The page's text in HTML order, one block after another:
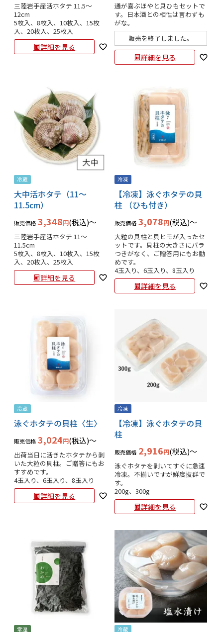
三陸岩手産活ホタテ 11.5～
12cm
5枚入、8枚入、10枚入、15枚
入、20枚入、25枚入
詳細を見る
通が喜ぶほやと貝ひもセットで
す。日本酒との相性は言わずも
がな。
販売を終了しました。
詳細を見る
冷蔵
大中活ホタテ（11～
11.5cm）
販売価格 3,348 税込 〜
三陸岩手産活ホタテ 11～
11.5cm
5枚入、8枚入、10枚入、15枚
入、20枚入、25枚入
詳細を見る
冷凍
【冷凍】泳ぐホタテの貝
柱 （ひも付き）
販売価格 3,078 税込 〜
大粒の貝柱と貝ヒモが入ったセ
ットです。貝柱の大きさにバラ
つきがなく、ご贈答用にもお勧
めです。
4玉入り、6玉入り、8玉入り
詳細を見る
冷蔵
泳ぐホタテの貝柱〈生〉
販売価格 3,024 税込 〜
出荷当日に活きたホタテから剥
いた大粒の貝柱。ご贈答にもお
すすめです。
4玉入り、6玉入り、8玉入り
詳細を見る
冷凍
【冷凍】泳ぐホタテの貝
柱
販売価格 2,916 税込 〜
泳ぐホタテを剥いてすぐに急速
冷凍。不揃いですが鮮度抜群で
す。
200g、300g
詳細を見る
常温 冷蔵